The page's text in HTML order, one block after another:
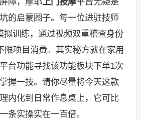
的启蒙圈子。每一位进驻技师
拟训练，通过视频双重稽查身份
限项目消费。其实秘方就在家用
台功能寻找该功能板块下单1次
握一技。请你尽量将今天这款
内化到日常作息桌上，它可比
条实操实在一百倍。